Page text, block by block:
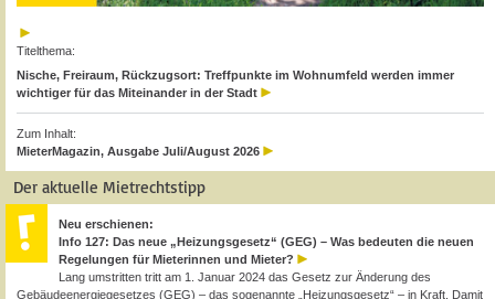
Titelthema:
Nische, Freiraum, Rückzugsort: Treffpunkte im Wohnumfeld werden immer
wichtiger für das Miteinander in der Stadt
Zum Inhalt:
MieterMagazin, Ausgabe Juli/August 2026
Der aktuelle Mietrechtstipp
Neu erschienen:
Info 127: Das neue „Heizungsgesetz“ (GEG) – Was bedeuten die neuen
Regelungen für Mieterinnen und Mieter?
Lang umstritten tritt am 1. Januar 2024 das Gesetz zur Änderung des
Gebäudeenergiegesetzes (GEG) – das sogenannte „Heizungsgesetz“ – in Kraft. Damit